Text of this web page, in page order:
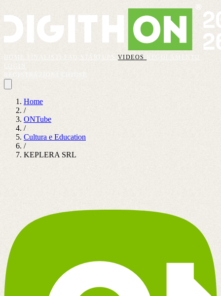
VIDEOS
REGOLAMENTO
Home
/
ONTube
/
Cultura e Education
/
KEPLERA SRL